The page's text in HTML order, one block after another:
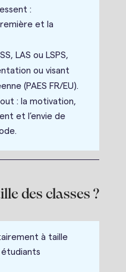
:
et la
LAS ou LSPS,
ou visant
(PAES FR/EU).
: la motivation,
et l’envie de
des classes ?
à taille
étudiants